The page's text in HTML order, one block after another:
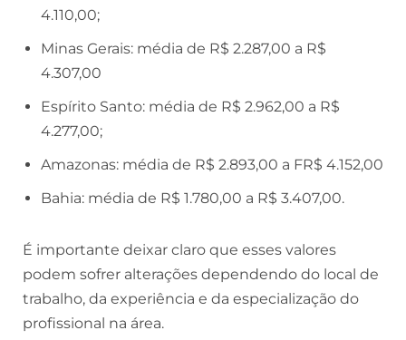
4.110,00;
Minas Gerais: média de R$ 2.287,00 a R$
4.307,00
Espírito Santo: média de R$ 2.962,00 a R$
4.277,00;
Amazonas: média de R$ 2.893,00 a FR$ 4.152,00
Bahia: média de R$ 1.780,00 a R$ 3.407,00.
É importante deixar claro que esses valores
podem sofrer alterações dependendo do local de
trabalho, da experiência e da especialização do
profissional na área.